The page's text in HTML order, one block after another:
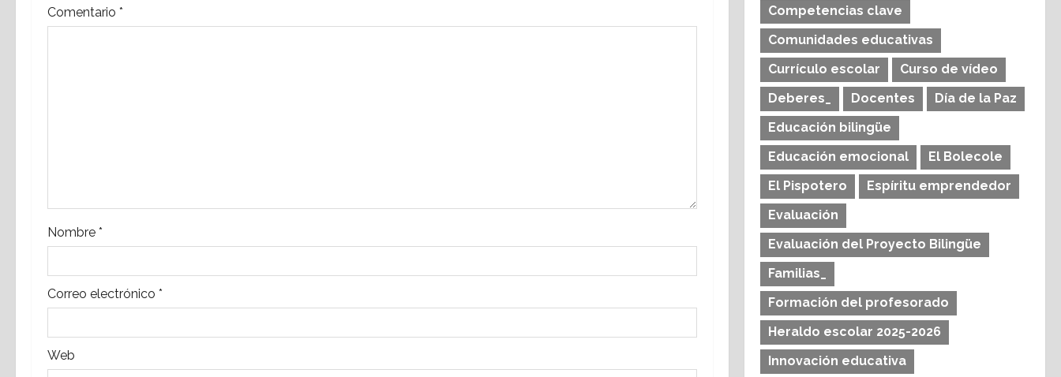
c
e
n
t
r
a
Comentario *
Nombre *
Correo electrónico *
Web
Competencias clave
Comunidades educativas
Currículo escolar
Curso de vídeo
Deberes_
Docentes
Día de la Paz
Educación bilingüe
Educación emocional
El Bolecole
El Pispotero
Espíritu emprendedor
Evaluación
Evaluación del Proyecto Bilingüe
Familias_
Formación del profesorado
Heraldo escolar 2025-2026
Innovación educativa